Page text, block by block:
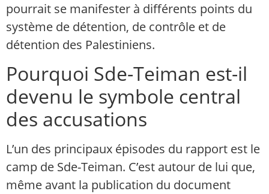
pourrait se manifester à différents points du
système de détention, de contrôle et de
détention des Palestiniens.
Pourquoi Sde-Teiman est-il
devenu le symbole central
des accusations
L’un des principaux épisodes du rapport est le
camp de Sde-Teiman. C’est autour de lui que,
même avant la publication du document